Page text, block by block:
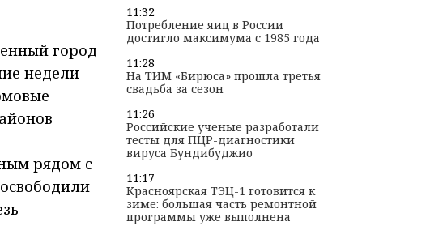
город
недели
рядом с
-
11:32
Потребление яиц в России
достигло максимума с 1985 года
11:28
На ТИМ «Бирюса» прошла третья
свадьба за сезон
11:26
Российские ученые разработали
тесты для ПЦР-диагностики
вируса Бундибуджио
11:17
Красноярская ТЭЦ-1 готовится к
зиме: большая часть ремонтной
программы уже выполнена